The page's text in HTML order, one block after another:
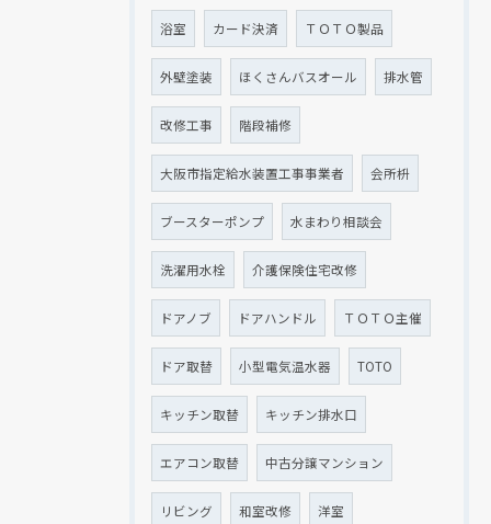
浴室 カード決済 ＴＯＴＯ製品
外壁塗装 ほくさんバスオール 排水管
改修工事 階段補修
大阪市指定給水装置工事事業者 会所枡
ブースターポンプ 水まわり相談会
洗濯用水栓 介護保険住宅改修
ドアノブ ドアハンドル ＴＯＴＯ主催
ドア取替 小型電気温水器 TOTO
キッチン取替 キッチン排水口
エアコン取替 中古分譲マンション
リビング 和室改修 洋室